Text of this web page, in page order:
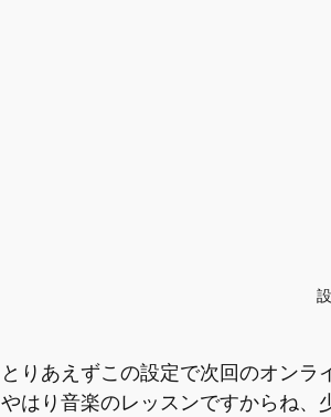
とりあえずこの設定で次回のオンラ
やはり音楽のレッスンですからね、